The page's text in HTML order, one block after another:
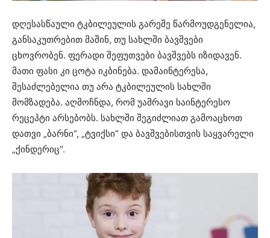
დღესასწაული ტკბილეულის გარეშე წარმოუდგენელია,
განსაკუთრებით მაშინ, თუ სახლში ბავშვები
ცხოვრობენ. ფერადი შეფუთვები ბავშვებს იზიდავენ.
მათი ფასი კი ცოტა იკბინება. დამაინტერესა,
შესაძლებელია თუ არა ტკბილეულის სახლში
მომზადება. აღმოჩნდა, რომ უამრავი საინტერესო
რეცეპტი არსებობს. სახლში შეგიძლიათ გამოაცხოთ
დათვი „ბარნი“, „ტვიქსი“ და ბავშვებისთვის საყვარელი
„ქინდერიც“.